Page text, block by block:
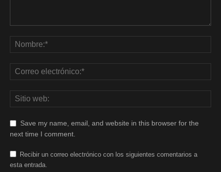
Save my name, email, and website in this browser for the
next time I comment.
Recibir un correo electrónico con los siguientes comentarios a
esta entrada.